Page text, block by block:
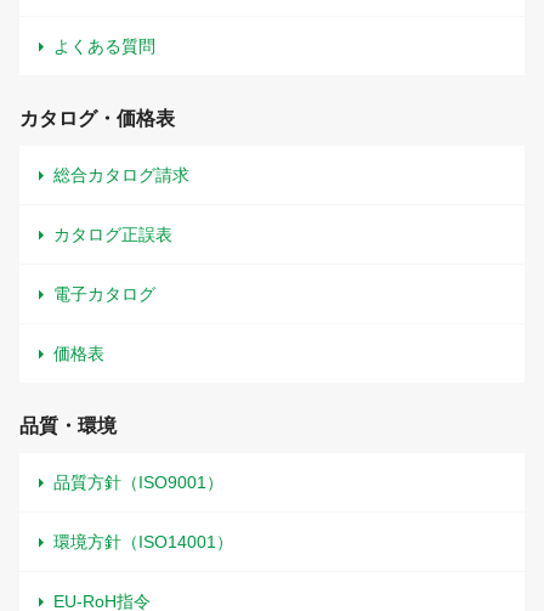
よくある質問
カタログ・価格表
総合カタログ請求
カタログ正誤表
電子カタログ
価格表
品質・環境
品質方針（ISO9001）
環境方針（ISO14001）
EU-RoH指令